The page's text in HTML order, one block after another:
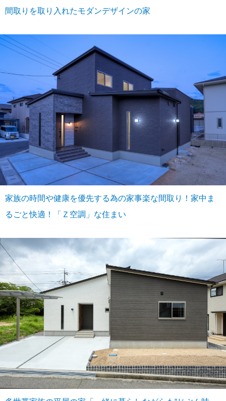
間取りを取り入れたモダンデザインの家
家族の時間や健康を優先する為の家事楽な間取り！家中ま
るごと快適！「Ｚ空調」な住まい